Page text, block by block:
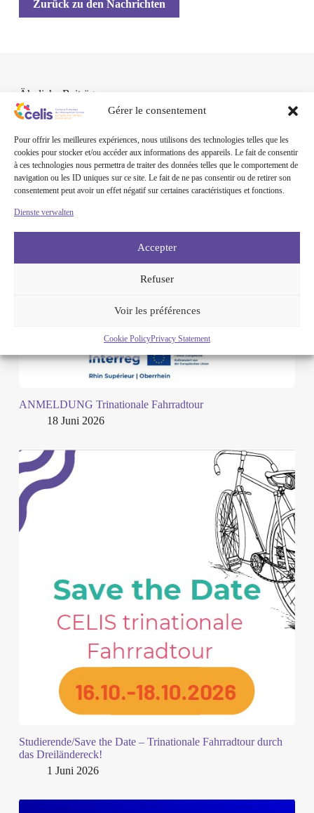
Gérer le consentement
Pour offrir les meilleures expériences, nous utilisons des technologies telles que les
cookies pour stocker et/ou accéder aux informations des appareils. Le fait de consentir
à ces technologies nous permettra de traiter des données telles que le comportement de
navigation ou les ID uniques sur ce site. Le fait de ne pas consentir ou de retirer son
consentement peut avoir un effet négatif sur certaines caractéristiques et fonctions.
Dienste verwalten
Accepter
Refuser
Voir les préférences
Cookie PolicyPrivacy Statement
Zurück zu den Nachrichten
Ähnliche Beiträge
ANMELDUNG Trinationale Fahrradtour
18 Juni 2026
Studierende/Save the Date – Trinationale Fahrradtour durch
das Dreiländereck!
1 Juni 2026